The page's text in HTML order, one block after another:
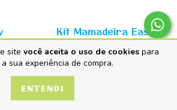
site você aceita o uso de cookies para
sua experiência de compra.
ENTENDI
Kit Mamadeira Easy
Start Anticólica Azul
- 160ml + 260ml -
Embalagem Dupla -
MAM
x de
R$170,00